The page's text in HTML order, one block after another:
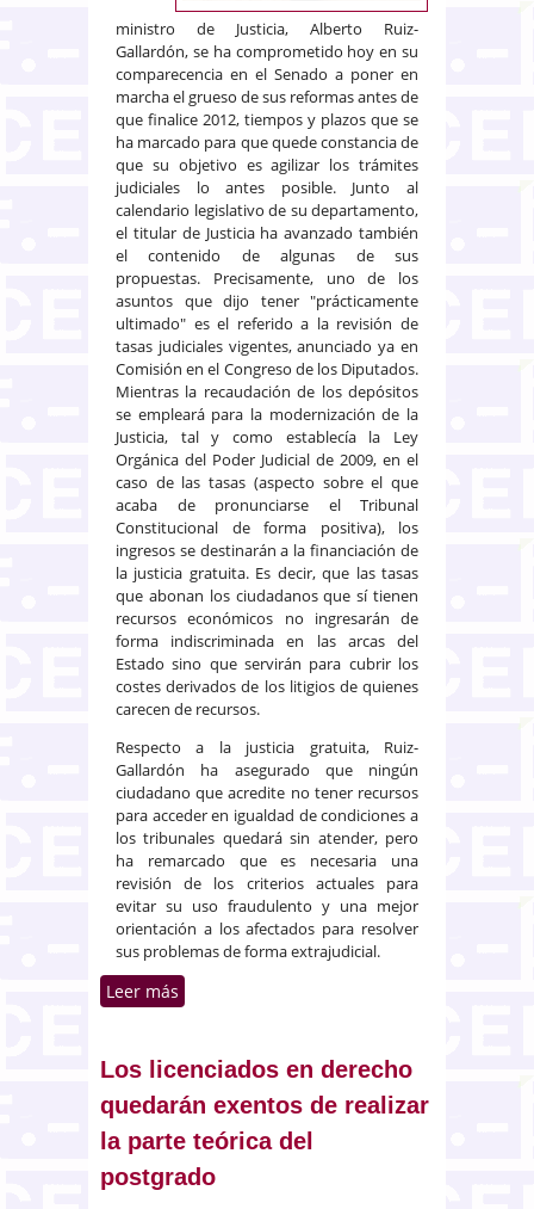
ministro de Justicia, Alberto Ruiz-
Gallardón, se ha comprometido hoy en su
comparecencia en el Senado a poner en
marcha el grueso de sus reformas antes de
que finalice 2012, tiempos y plazos que se
ha marcado para que quede constancia de
que su objetivo es agilizar los trámites
judiciales lo antes posible. Junto al
calendario legislativo de su departamento,
el titular de Justicia ha avanzado también
el contenido de algunas de sus
propuestas. Precisamente, uno de los
asuntos que dijo tener "prácticamente
ultimado" es el referido a la revisión de
tasas judiciales vigentes, anunciado ya en
Comisión en el Congreso de los Diputados.
Mientras la recaudación de los depósitos
se empleará para la modernización de la
Justicia, tal y como establecía la Ley
Orgánica del Poder Judicial de 2009, en el
caso de las tasas (aspecto sobre el que
acaba de pronunciarse el Tribunal
Constitucional de forma positiva), los
ingresos se destinarán a la financiación de
la justicia gratuita. Es decir, que las tasas
que abonan los ciudadanos que sí tienen
recursos económicos no ingresarán de
forma indiscriminada en las arcas del
Estado sino que servirán para cubrir los
costes derivados de los litigios de quienes
carecen de recursos.
Respecto a la justicia gratuita, Ruiz-
Gallardón ha asegurado que ningún
ciudadano que acredite no tener recursos
para acceder en igualdad de condiciones a
los tribunales quedará sin atender, pero
ha remarcado que es necesaria una
revisión de los criterios actuales para
evitar su uso fraudulento y una mejor
orientación a los afectados para resolver
sus problemas de forma extrajudicial.
Leer más
Los licenciados en derecho
quedarán exentos de realizar
la parte teórica del
postgrado